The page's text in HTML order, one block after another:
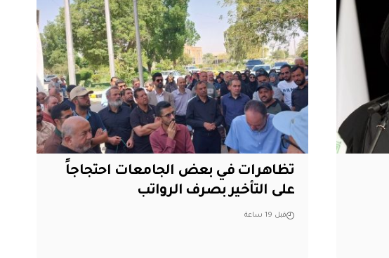
تظاهرات في بعض الجامعات احتجاجاً
على التأخير بصرف الرواتب
قبل 19 ساعة